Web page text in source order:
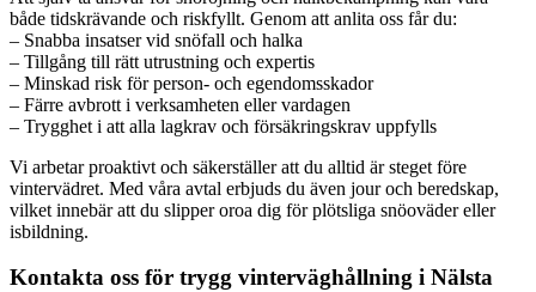
både tidskrävande och riskfyllt. Genom att anlita oss får du:
– Snabba insatser vid snöfall och halka
– Tillgång till rätt utrustning och expertis
– Minskad risk för person- och egendomsskador
– Färre avbrott i verksamheten eller vardagen
– Trygghet i att alla lagkrav och försäkringskrav uppfylls
Vi arbetar proaktivt och säkerställer att du alltid är steget före
vintervädret. Med våra avtal erbjuds du även jour och beredskap,
vilket innebär att du slipper oroa dig för plötsliga snöoväder eller
isbildning.
Kontakta oss för trygg vinterväghållning i Nälsta